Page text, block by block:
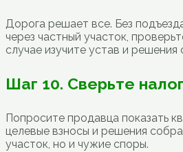
Дорога решает все. Без
через частный участок,
случае изучите устав и
Шаг 10. Сверьте
Попросите продавца показать
целевые взносы и решения
участок, но и чужие споры.